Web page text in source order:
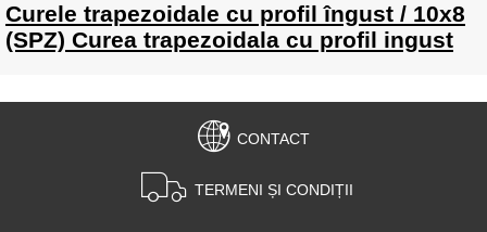
Curele trapezoidale cu profil îngust / 10x8
(SPZ) Curea trapezoidala cu profil ingust
CONTACT
TERMENI ȘI CONDIȚII